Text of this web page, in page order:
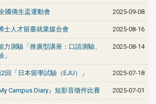
國僑生盃運動會 2025-09-08
士人才留臺就業媒合會 2025-08-16
力測驗「推廣型講座：口語測驗、
」
2025-08-14
回「日本留學試驗（EJU）」 2025-07-18
Campus Diary』短影音徵件比賽 2025-07-01